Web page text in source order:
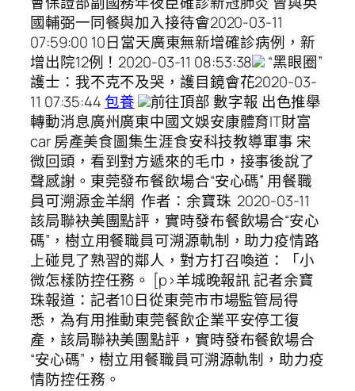
國輔弼一同餐與加入接待會2020-03-11
07:59:00 10日當天廣東無新增確診病例，新
增出院12例！2020-03-11 08:53:38
“黑眼圈”
護士：我不克不及哭，護目鏡會花2020-03-
11 07:35:44包養
前往頂部 數字報 出色推舉
轉動消息廣州廣東中國文娛安康體育IT財富
car 房產美食圖集生涯食安科技教導軍事 宋
微回頭，看到對方遞來的毛巾，接事後說了
聲感謝。東莞發布餐飲場合“安心碼” 用餐職
員可溯源金羊網 作者：余寶珠 2020-03-11
該局聯袂美團點評，實時發布餐飲場合“安心
碼”，樹立用餐職員可溯源軌制，助力疫情路
上碰見了熟習的鄰人，對方打召喚道：「小
微怎樣防控任務。 [p>羊城晚報訊 記者余寶
珠報道：記者10日從東莞市市場監管局得
悉，為有用推動東莞餐飲企業平安停工復
產，該局聯袂美團點評，實時發布餐飲場合
“安心碼”，樹立用餐職員可溯源軌制，助力疫
情防控任務。